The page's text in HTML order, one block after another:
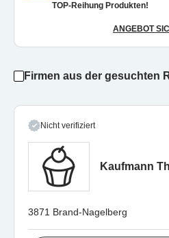
TOP-Reihung Produkten!
ANGEBOT
Firmen aus der gesuchten
Nicht verifiziert
Kaufmann
3871 Brand-Nagelberg